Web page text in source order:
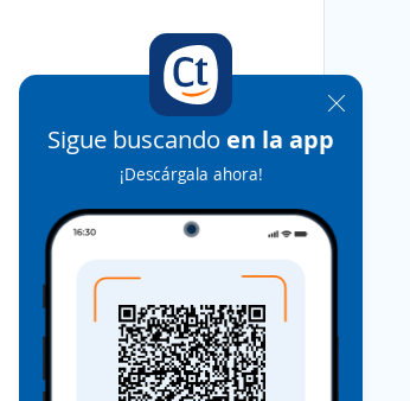
Sigue buscando en la app
¡Descárgala ahora!